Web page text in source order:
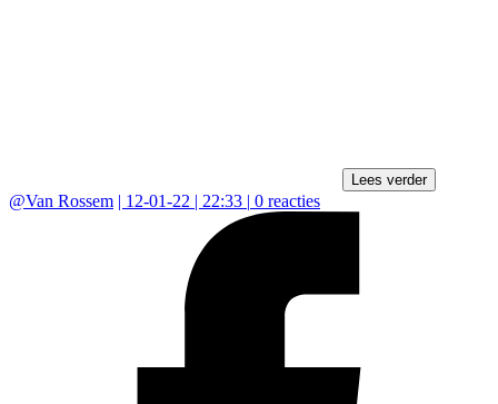
Lees verder
@Van Rossem | 12-01-22 | 22:33 | 0 reacties